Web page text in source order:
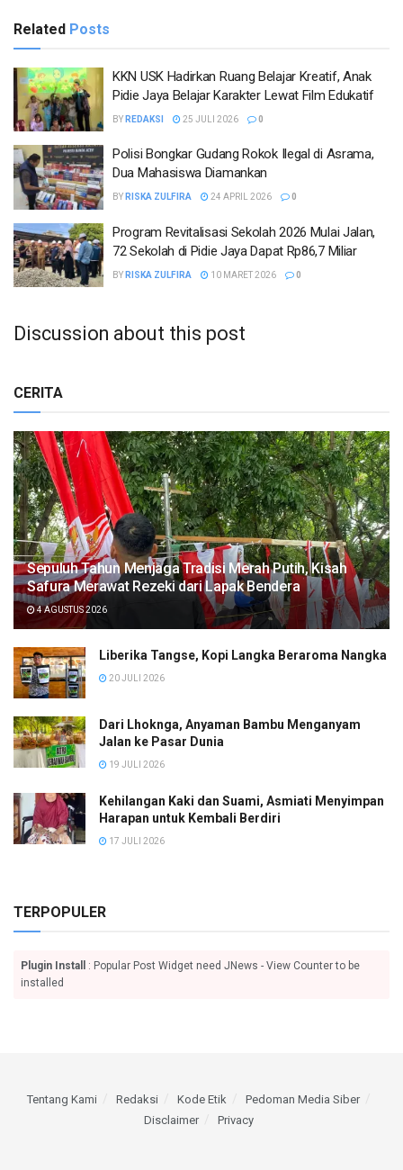
Related Posts
KKN USK Hadirkan Ruang Belajar Kreatif, Anak
Pidie Jaya Belajar Karakter Lewat Film Edukatif
BY REDAKSI 25 JULI 2026 0
Polisi Bongkar Gudang Rokok Ilegal di Asrama,
Dua Mahasiswa Diamankan
BY RISKA ZULFIRA 24 APRIL 2026 0
Program Revitalisasi Sekolah 2026 Mulai Jalan,
72 Sekolah di Pidie Jaya Dapat Rp86,7 Miliar
BY RISKA ZULFIRA 10 MARET 2026 0
Discussion about this post
CERITA
Sepuluh Tahun Menjaga Tradisi Merah Putih, Kisah
Safura Merawat Rezeki dari Lapak Bendera
4 AGUSTUS 2026
Liberika Tangse, Kopi Langka Beraroma Nangka
20 JULI 2026
Dari Lhoknga, Anyaman Bambu Menganyam
Jalan ke Pasar Dunia
19 JULI 2026
Kehilangan Kaki dan Suami, Asmiati Menyimpan
Harapan untuk Kembali Berdiri
17 JULI 2026
TERPOPULER
Plugin Install
: Popular Post Widget need JNews - View Counter to be
installed
Tentang Kami Redaksi Kode Etik
Pedoman Media Siber
Disclaimer
Privacy